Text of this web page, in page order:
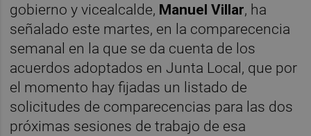
gobierno y vicealcalde, Manuel Villar, ha
señalado este martes, en la comparecencia
semanal en la que se da cuenta de los
acuerdos adoptados en Junta Local, que por
el momento hay fijadas un listado de
solicitudes de comparecencias para las dos
próximas sesiones de trabajo de esa